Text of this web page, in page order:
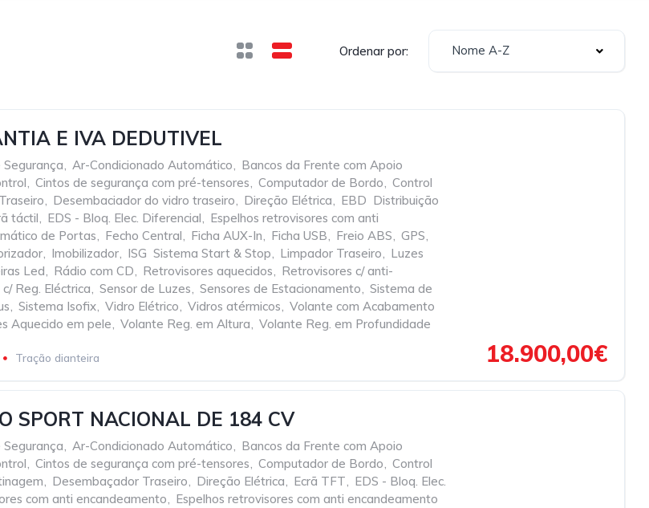
Ordenar por: Nome A-Z
E IVA DEDUTIVEL
, Ar-Condicionado Automático, Bancos da Frente com Apoio
, Cintos de segurança com pré-tensores, Computador de Bordo, Control
, Desembaciador do vidro traseiro, Direção Elétrica, EBD  Distribuição
táctil, EDS - Bloq. Elec. Diferencial, Espelhos retrovisores com anti
de Portas, Fecho Central, Ficha AUX-In, Ficha USB, Freio ABS, GPS,
, Imobilizador, ISG  Sistema Start & Stop, Limpador Traseiro, Luzes
Led, Rádio com CD, Retrovisores aquecidos, Retrovisores c/ anti-
Reg. Eléctrica, Sensor de Luzes, Sensores de Estacionamento, Sistema de
, Sistema Isofix, Vidro Elétrico, Vidros atérmicos, Volante com Acabamento
Aquecido em pele, Volante Reg. em Altura, Volante Reg. em Profundidade
Tração dianteira 18.900,00€
SPORT NACIONAL DE 184 CV
, Ar-Condicionado Automático, Bancos da Frente com Apoio
, Cintos de segurança com pré-tensores, Computador de Bordo, Control
, Desembaçador Traseiro, Direção Elétrica, Ecrã TFT, EDS - Bloq. Elec.
com anti encandeamento, Espelhos retrovisores com anti encandeamento